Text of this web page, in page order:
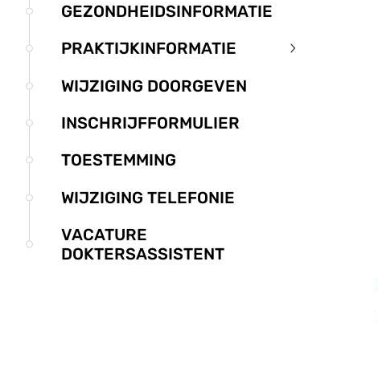
GEZONDHEIDSINFORMATIE
PRAKTIJKINFORMATIE
WIJZIGING DOORGEVEN
INSCHRIJFFORMULIER
TOESTEMMING
WIJZIGING TELEFONIE
VACATURE
DOKTERSASSISTENT